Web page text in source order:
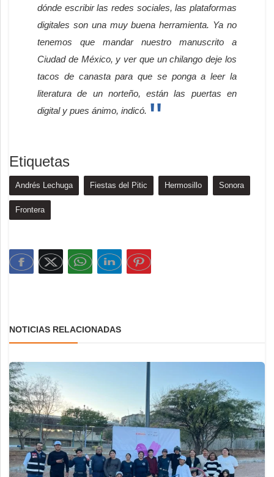
dónde escribir las redes sociales, las plataformas
digitales son una muy buena herramienta. Ya no
tenemos que mandar nuestro manuscrito a
Ciudad de México, y ver que un chilango deje los
tacos de canasta para que se ponga a leer la
literatura de un norteño, están las puertas en
digital y pues ánimo, indicó.
Etiquetas
Andrés Lechuga Fiestas del Pitic Hermosillo Sonora
Frontera
NOTICIAS RELACIONADAS